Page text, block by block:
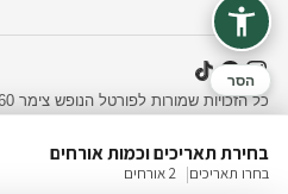
בחירת תאריכים וכמות אורחים
בחרו תאריכים 2 אורחים
כל הזכויות שמורות לפורטל הנופש צימר 360 | tzimer360.co.il
אתר זה משתמש בעוגיות (Cookies) כדי לשפר את חוויית הגלישה שלכם ולהציע תוכן מותאם אישי.
מידע נוסף
בכלל לא
הסר